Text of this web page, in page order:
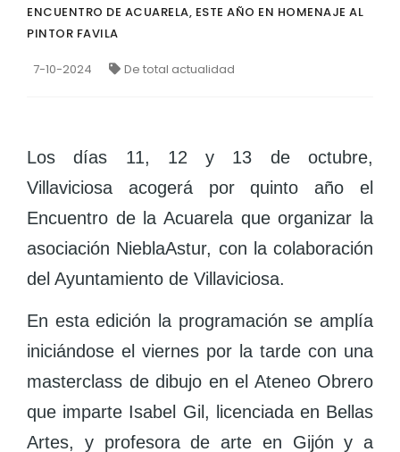
ENCUENTRO DE ACUARELA, ESTE AÑO EN HOMENAJE AL
PINTOR FAVILA
7-10-2024 De total actualidad
Los días 11, 12 y 13 de octubre,
Villaviciosa acogerá por quinto año el
Encuentro de la Acuarela que organizar la
asociación NieblaAstur, con la colaboración
del Ayuntamiento de Villaviciosa.
En esta edición la programación se amplía
iniciándose el viernes por la tarde con una
masterclass de dibujo en el Ateneo Obrero
que imparte Isabel Gil, licenciada en Bellas
Artes, y profesora de arte en Gijón y a